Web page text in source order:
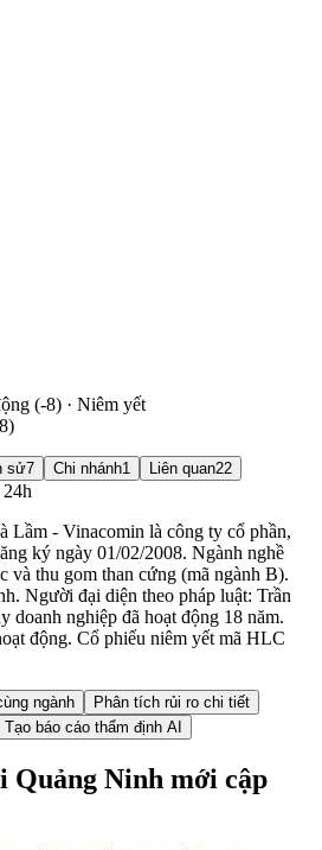
(-8) · Niêm yết
sử7 Chi nhánh1 Liên quan22
24h
Lầm - Vinacomin là công ty cổ phần,
ký ngày 01/02/2008. Ngành nghề
và thu gom than cứng (mã ngành B).
Người đại diện theo pháp luật: Trần
doanh nghiệp đã hoạt động 18 năm.
động. Cổ phiếu niêm yết mã HLC
ngành
Phân tích rủi ro chi tiết
Tạo báo cáo thẩm định AI
Quảng Ninh mới cập